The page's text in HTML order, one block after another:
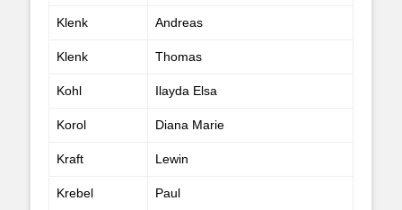
Klenk Andreas
Klenk Thomas
Kohl Ilayda Elsa
Korol Diana Marie
Kraft Lewin
Krebel Paul